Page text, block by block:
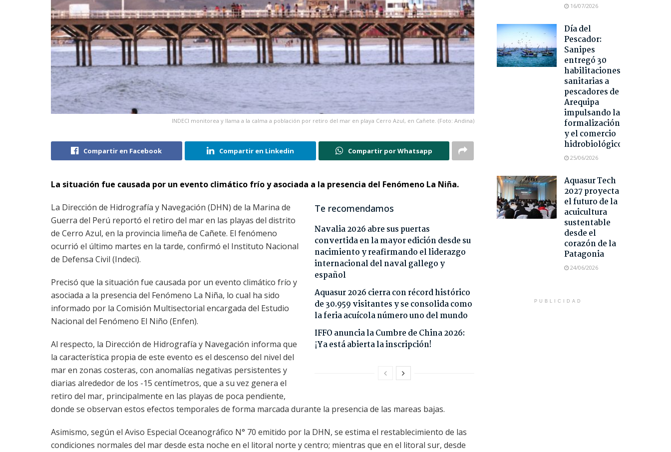
INDECI monitorea y llama a la calma a población por retiro del mar en playa Cerro Azul, en Cañete. (Foto: Andina)
Compartir en Facebook Compartir en Linkedin Compartir por Whatsapp
La situación fue causada por un evento climático frío y asociada a la presencia del Fenómeno La Niña.
Te recomendamos
Navalia 2026 abre sus puertas
convertida en la mayor edición desde su
nacimiento y reafirmando el liderazgo
internacional del naval gallego y
español
Aquasur 2026 cierra con récord histórico
de 30.959 visitantes y se consolida como
la feria acuícola número uno del mundo
IFFO anuncia la Cumbre de China 2026:
¡Ya está abierta la inscripción!
La Dirección de Hidrografía y Navegación (DHN) de la Marina de
Guerra del Perú reportó el retiro del mar en las playas del distrito
de Cerro Azul, en la provincia limeña de Cañete. El fenómeno
ocurrió el último martes en la tarde, confirmó el Instituto Nacional
de Defensa Civil (Indeci).
Precisó que la situación fue causada por un evento climático frío y
asociada a la presencia del Fenómeno La Niña, lo cual ha sido
informado por la Comisión Multisectorial encargada del Estudio
Nacional del Fenómeno El Niño (Enfen).
Al respecto, la Dirección de Hidrografía y Navegación informa que
la característica propia de este evento es el descenso del nivel del
mar en zonas costeras, con anomalías negativas persistentes y
diarias alrededor de los -15 centímetros, que a su vez genera el
retiro del mar, principalmente en las playas de poca pendiente,
donde se observan estos efectos temporales de forma marcada durante la presencia de las mareas bajas.
Asimismo, según el Aviso Especial Oceanográfico N° 70 emitido por la DHN, se estima el restablecimiento de las
condiciones normales del mar desde esta noche en el litoral norte y centro; mientras que en el litoral sur, desde
16/07/2026
Día del
Pescador:
Sanipes
entregó 30
habilitaciones
sanitarias a
pescadores de
Arequipa
impulsando la
formalización
y el comercio
hidrobiológico
25/06/2026
Aquasur Tech
2027 proyecta
el futuro de la
acuicultura
sustentable
desde el
corazón de la
Patagonia
24/06/2026
PUBLICIDAD